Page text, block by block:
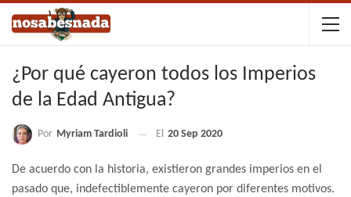
¿Por qué cayeron todos los Imperios
de la Edad Antigua?
Por Myriam Tardioli El 20 Sep 2020
De acuerdo con la historia, existieron grandes imperios en el
pasado que, indefectiblemente cayeron por diferentes motivos.